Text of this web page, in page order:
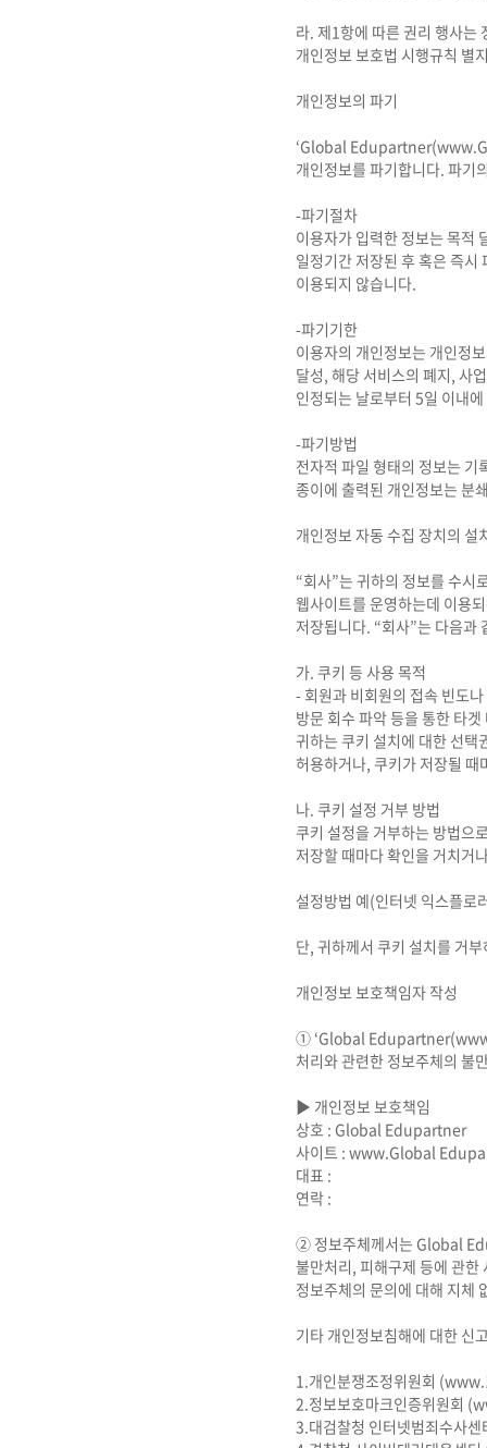
라. 제1항에 따른 권리 행사는
개인정보 보호법 시행규칙 별
개인정보의 파기
‘Global
개인정보를 파기합니다. 파기
-파기절차
이용자가 입력한 정보는 목적
일정기간 저장된 후 혹은 즉
이용되지 않습니다.
-파기기한
이용자의 개인정보는 개인정
달성, 해당 서비스의 폐지, 사
인정되는 날로부터 5일 이내
-파기방법
전자적 파일 형태의 정보는
종이에 출력된 개인정보는 분
개인정보 자동 수집 장치의 설
“회사”는 귀하의 정보를 수
웹사이트를 운영하는데 이용
저장됩니다. “회사”는 다음과
가. 쿠키 등 사용 목적
- 회원과 비회원의 접속 빈도
방문 회수 파악 등을 통한 타
귀하는 쿠키 설치에 대한 선택
허용하거나, 쿠키가 저장될
나. 쿠키 설정 거부 방법
쿠키 설정을 거부하는 방법으
저장할 때마다 확인을 거치거
설정방법 예(인터넷 익스플로
단, 귀하께서 쿠키 설치를 거
개인정보 보호책임자 작성
① ‘Global
처리와 관련한 정보주체의 불
▶ 개인정보 보호책임
상호 : Global Edupartner
사이트 : www.Global
대표 :
연락 :
② 정보주체께서는 Global
불만처리, 피해구제 등에 관
정보주체의 문의에 대해 지체
기타 개인정보침해에 대한 신
1.개인분쟁조정위원회
2.정보보호마크인증위원회
3.대검찰청 인터넷범죄수